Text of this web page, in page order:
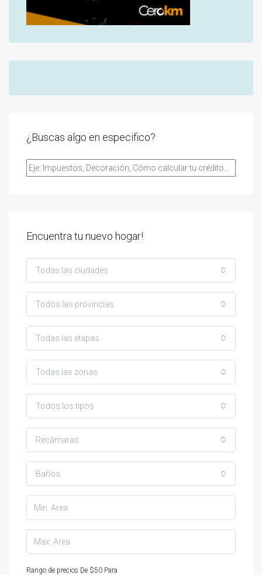
¿Buscas algo en especifico?
Encuentra tu nuevo hogar!
Todas las ciudades
Todos las provincias
Todas las etapas
Todas las zonas
Todos los tipos
Recámaras
Baños
Rango de precios De $50 Para